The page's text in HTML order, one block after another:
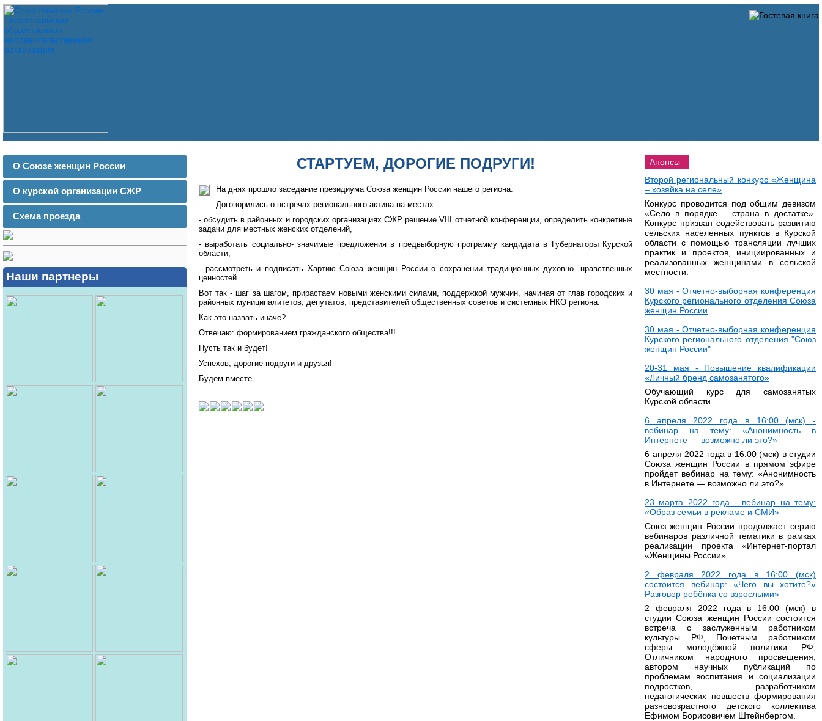
О Союзе женщин России
О курской организации СЖР
Схема проезда
Наши партнеры
СТАРТУЕМ, ДОРОГИЕ ПОДРУГИ!
На днях прошло заседание президиума Союза женщин России нашего региона.
Договорились о встречах регионального актива на местах:
- обсудить в районных и городских организациях СЖР решение VIII отчетной конференции, определить конкретные
задачи для местных женских отделений,
- выработать социально- значимые предложения в предвыборную программу кандидата в Губернаторы Курской
области,
- рассмотреть и подписать Хартию Союза женщин России о сохранении традиционных духовно- нравственных
ценностей.
Вот так - шаг за шагом, прирастаем новыми женскими силами, поддержкой мужчин, начиная от глав городских и
районных муниципалитетов, депутатов, представителей общественных советов и системных НКО региона.
Как это назвать иначе?
Отвечаю: формированием гражданского общества!!!
Пусть так и будет!
Успехов, дорогие подруги и друзья!
Будем вместе.
Анонсы
Второй региональный конкурс «Женщина
– хозяйка на селе»
Конкурс проводится под общим девизом
«Село в порядке – страна в достатке».
Конкурс призван содействовать развитию
сельских населенных пунктов в Курской
области с помощью трансляции лучших
практик и проектов, инициированных и
реализованных женщинами в сельской
местности.
30 мая - Отчетно-выборная конференция
Курского регионального отделения Союза
женщин России
30 мая - Отчетно-выборная конференция
Курского регионального отделения "Союз
женщин России"
20-31 мая - Повышение квалификации
«Личный бренд самозанятого»
Обучающий курс для самозанятых
Курской области.
6 апреля 2022 года в 16:00 (мск) -
вебинар на тему: «Анонимность в
Интернете — возможно ли это?»
6 апреля 2022 года в 16:00 (мск) в студии
Союза женщин России в прямом эфире
пройдет вебинар на тему: «Анонимность
в Интернете — возможно ли это?».
23 марта 2022 года - вебинар на тему:
«Образ семьи в рекламе и СМИ»
Союз женщин России продолжает серию
вебинаров различной тематики в рамках
реализации проекта «Интернет-портал
«Женщины России».
2 февраля 2022 года в 16:00 (мск)
состоится вебинар: «Чего вы хотите?»
Разговор ребёнка со взрослыми»
2 февраля 2022 года в 16:00 (мск) в
студии Союза женщин России состоится
встреча с заслуженным работником
культуры РФ, Почетным работником
сферы молодёжной политики РФ,
Отличником народного просвещения,
автором научных публикаций по
проблемам воспитания и социализации
подростков, разработчиком
педагогических новшеств формирования
разновозрастного детского коллектива
Ефимом Борисовичем Штейнбергом.